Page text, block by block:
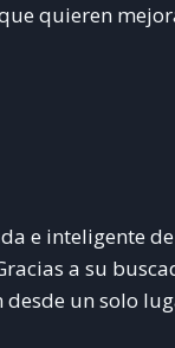
quieren
e inteligente
a su
un solo